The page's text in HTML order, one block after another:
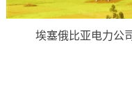
埃塞俄比亚电力公